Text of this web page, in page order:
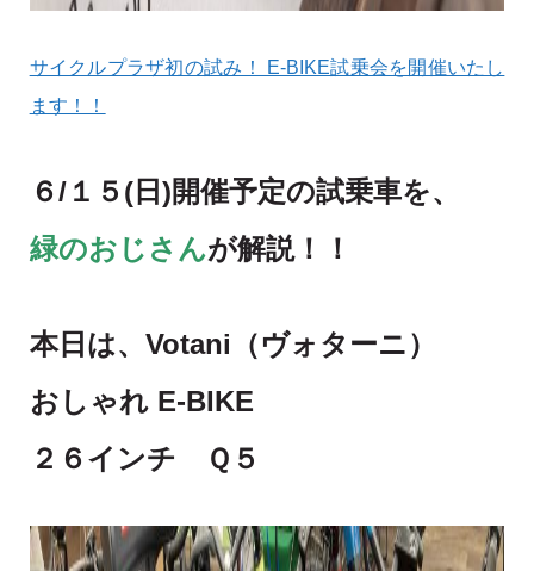
サイクルプラザ初の試み！ E-BIKE試乗会を開催いたし
ます！！
６/１５(日)開催予定の試乗車を、
緑のおじさんが解説！！
本日は、Votani（ヴォターニ）
おしゃれE-BIKE
２６インチ Ｑ５